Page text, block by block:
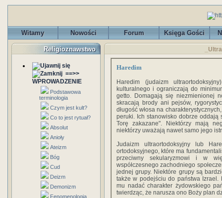
Witamy Nowości Forum Księga Gości
Religioznawstwo
==>>
WPROWADZENIE
Podstawowa
terminologia
Czym jest kult?
Co to jest rytuał?
Absolut
Anioły
Ateizm
Bóg
Cud
Deizm
Demonizm
Fenomenologia
Haredim
Haredim (judaizm
kulturalnego i ograniczają do
getto. Domagają się niezmienionej
skracają brody ani pejsów,
długość włosa na
peruki. Ich stanowisko dobrze oddają
Torę zakazane". Niektórzy mają
niektórzy uważają nawet samo jego
Judaizm ultraortodoksyjny lub
ortodoksyjnego, które ma
przeciwny sekularyzmowi i w
współczesnego zachodniego
jednej grupy. Niektóre grupy są
także w podejściu do państwa Izrael.
mu nadać charakter żydowskiego
twierdząc, że narusza ono Boży plan